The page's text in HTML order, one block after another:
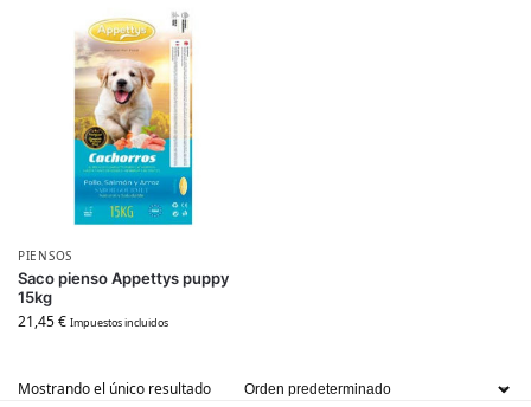
PIENSOS
Saco pienso Appettys puppy
15kg
21,45€ Impuestos incluidos
Mostrando el único resultado